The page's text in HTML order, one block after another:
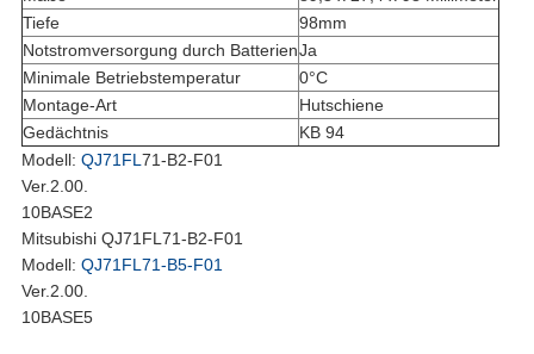
Tiefe
98mm
Notstromversorgung durch BatterienJa
Minimale Betriebstemperatur
0°C
Montage-Art
Hutschiene
Gedächtnis
KB 94
Modell: QJ71FL71-B2-F01
Ver.2.00.
10BASE2
Mitsubishi QJ71FL71-B2-F01
Modell: QJ71FL71-B5-F01
Ver.2.00.
10BASE5